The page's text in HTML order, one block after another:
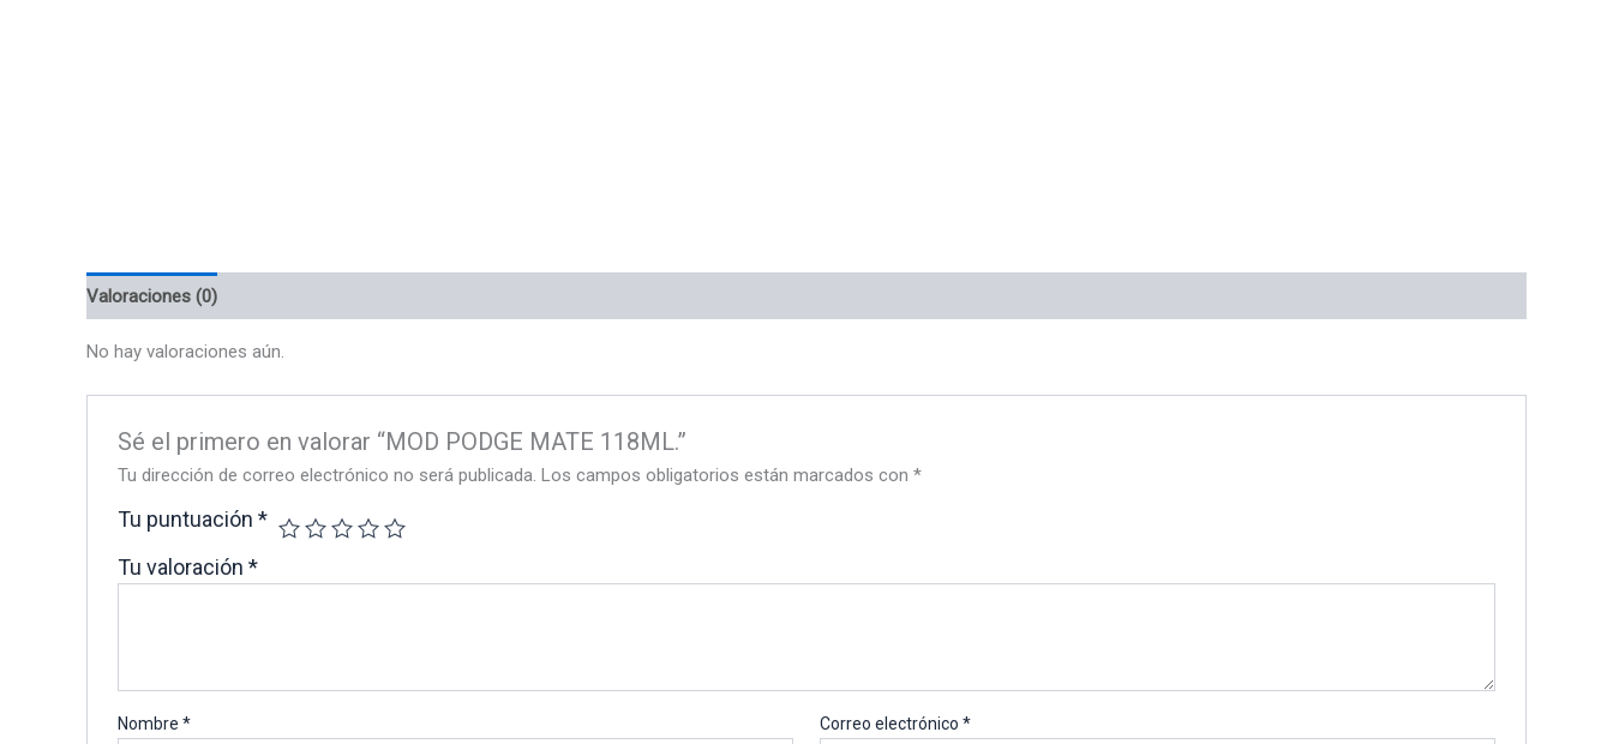
Valoraciones (0)
No hay valoraciones aún.
Sé el primero en valorar “MOD PODGE MATE 118ML.”
Tu dirección de correo electrónico no será publicada. Los campos obligatorios están marcados con*
Tu puntuación*
Tu valoración*
Nombre* Correo electrónico*